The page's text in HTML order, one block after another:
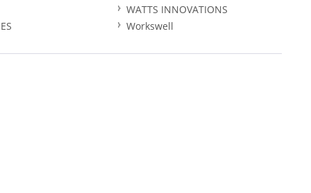
WATTS INNOVATIONS
Workswell